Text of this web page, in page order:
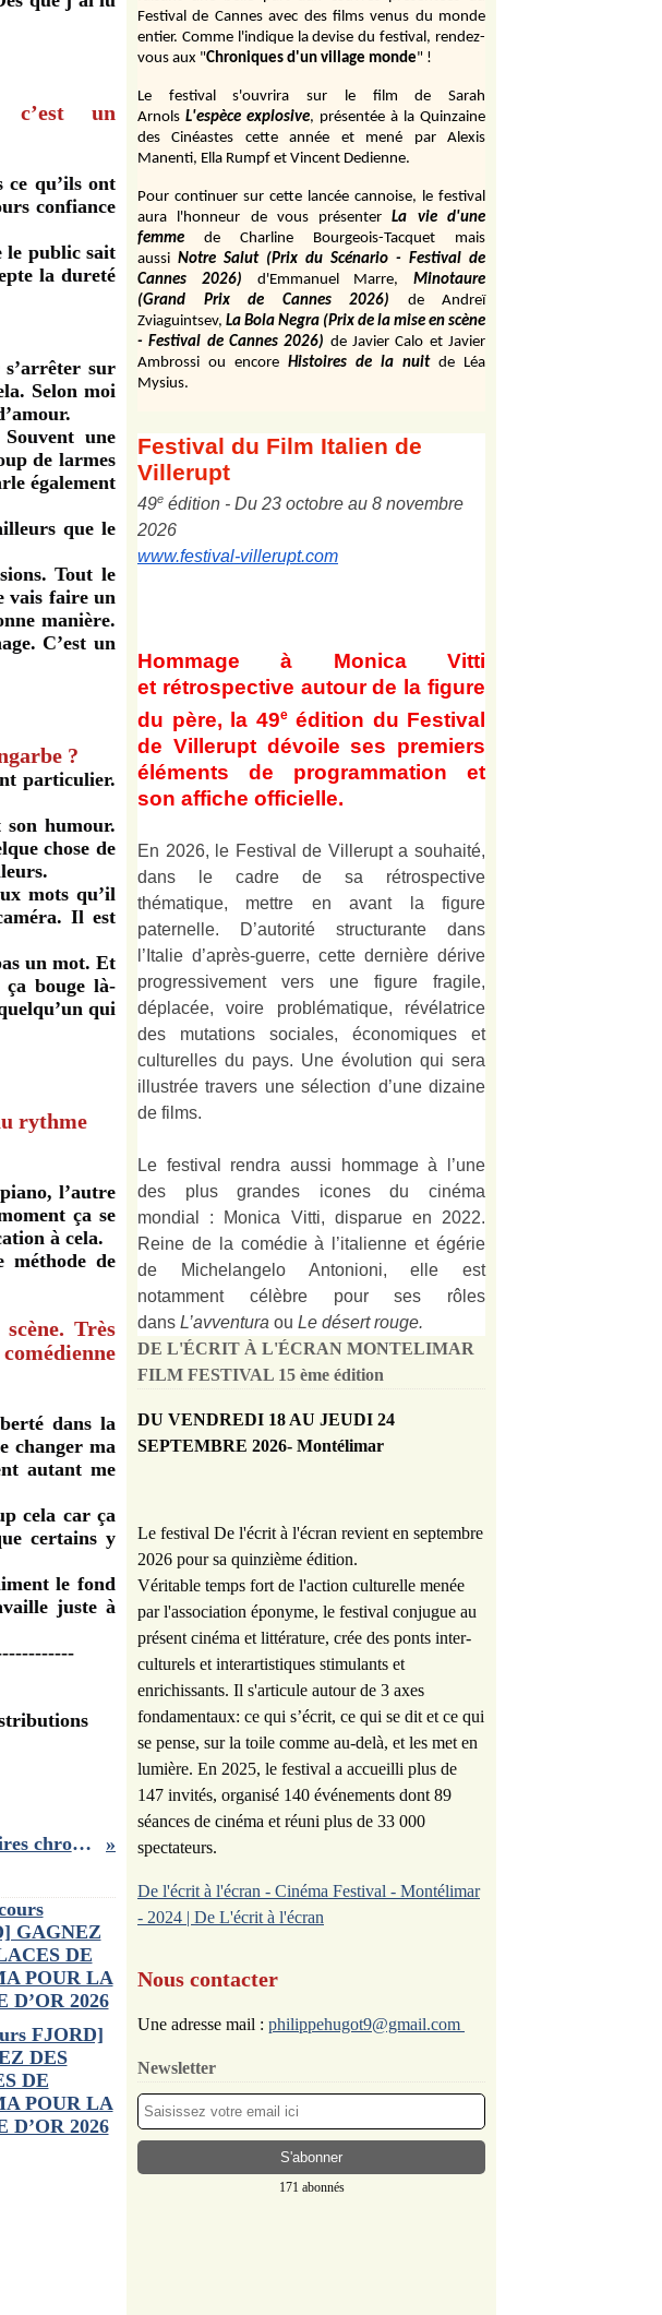
c’est un
ce qu’ils ont
confiance
le public sait
la dureté
sur
Selon moi
une
de larmes
également
que le
Tout le
vais faire un
manière.
C’est un
?
particulier.
son humour.
chose de
mots qu’il
Il est
un mot. Et
bouge là-
qui
rythme
l’autre
ça se
à cela.
méthode de
Très
dans la
changer ma
autant me
cela car ça
certains y
le fond
juste à
Oldelaf, Délires chroniques
FJORD]
DES
DE
POUR LA
D’OR 2026
Festival de Cannes avec des films venus du monde
entier. Comme l'indique la devise du festival, rendez-
vous aux "Chroniques d'un village monde" !
Le festival s'ouvrira sur le film de Sarah
Arnols L'espèce explosive, présentée à la Quinzaine
des Cinéastes cette année et mené par Alexis
Manenti, Ella Rumpf et Vincent Dedienne.
Pour continuer sur cette lancée cannoise, le festival
aura l'honneur de vous présenter
La vie d'une
femme
de Charline Bourgeois-Tacquet
mais
aussi Notre Salut (Prix du Scénario - Festival de
Cannes 2026)
d'Emmanuel Marre,
Minotaure
(Grand Prix de Cannes 2026)
de Andreï
Zviaguintsev, La Bola Negra (Prix de la mise en scène
- Festival de Cannes 2026) de Javier Calo et Javier
Ambrossi ou encore Histoires de la nuit de Léa
Mysius.
Festival du Film Italien de
Villerupt
49e édition - Du 23 octobre au 8 novembre
2026
www.festival-villerupt.com
Hommage à Monica Vitti
et rétrospective autour de la figure
du père, la 49e édition du Festival
de Villerupt dévoile ses premiers
éléments de programmation et
son affiche officielle.
En 2026, le Festival de Villerupt a souhaité,
dans le cadre de sa rétrospective
thématique, mettre en avant la figure
paternelle. D’autorité structurante dans
l’Italie d’après-guerre, cette dernière dérive
progressivement vers une figure fragile,
déplacée, voire problématique, révélatrice
des mutations sociales, économiques et
culturelles du pays. Une évolution qui sera
illustrée travers une sélection d’une dizaine
de films.
Le festival rendra aussi hommage à l’une
des plus grandes icones du cinéma
mondial : Monica Vitti, disparue en 2022.
Reine de la comédie à l’italienne et égérie
de Michelangelo Antonioni, elle est
notamment célèbre pour ses rôles
dans L’avventura ou Le désert rouge.
DE L'ÉCRIT À L'ÉCRAN MONTELIMAR
FILM FESTIVAL 15 ème édition
DU VENDREDI 18 AU JEUDI 24
SEPTEMBRE 2026- Montélimar
Le festival De l'écrit à l'écran revient en septembre
2026 pour sa quinzième édition.
Véritable temps fort de l'action culturelle menée
par l'association éponyme, le festival conjugue au
présent cinéma et littérature, crée des ponts inter-
culturels et interartistiques stimulants et
enrichissants. Il s'articule autour de 3 axes
fondamentaux: ce qui s’écrit, ce qui se dit et ce qui
se pense, sur la toile comme au-delà, et les met en
lumière. En 2025, le festival a accueilli plus de
147 invités, organisé 140 événements dont 89
séances de cinéma et réuni plus de 33 000
spectateurs.
De l'écrit à l'écran - Cinéma Festival - Montélimar
- 2024 | De L'écrit à l'écran
Nous contacter
Une adresse mail : philippehugot9@gmail.com
Newsletter
171 abonnés